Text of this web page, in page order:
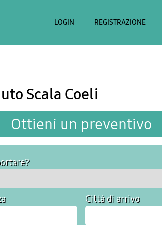
LOGIN REGISTRAZIONE
Scala Coeli
Ottieni un preventivo
Città di arrivo